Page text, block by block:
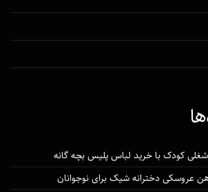
کودک با خرید لباس پلیس بچه گانه